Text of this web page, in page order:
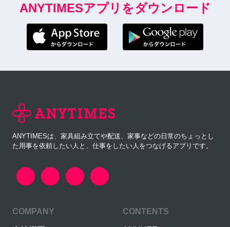
ANYTIMESアプリをダウンロード
ANYTIMESは、家具組み立てや配送、家事などの日常のちょっとし
た用事を依頼したい人と、仕事をしたい人をつなげるアプリです。
COMPANY CONTENTS